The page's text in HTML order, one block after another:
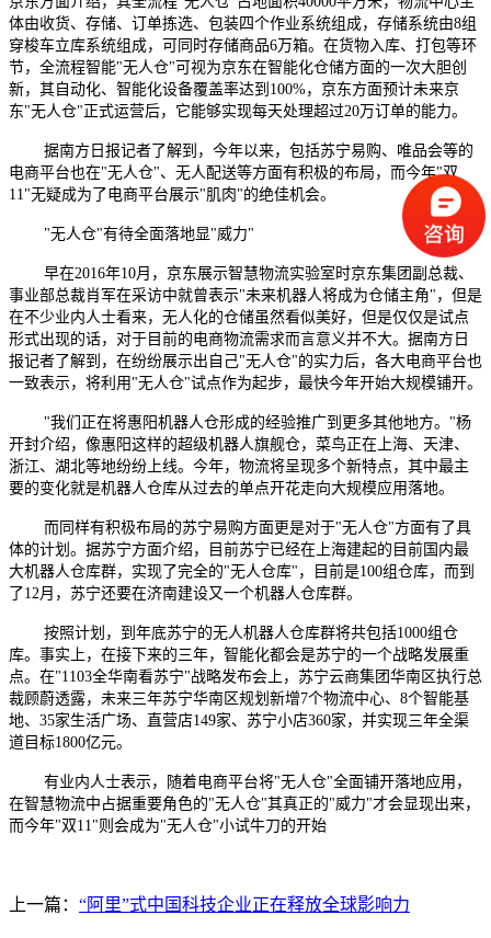
体由收货、存储、订单拣选、包装四个作业系统组成，存储系统由8组
穿梭车立库系统组成，可同时存储商品6万箱。在货物入库、打包等环
节，全流程智能"无人仓"可视为京东在智能化仓储方面的一次大胆创
新，其自动化、智能化设备覆盖率达到100%，京东方面预计未来京
东"无人仓"正式运营后，它能够实现每天处理超过20万订单的能力。
据南方日报记者了解到，今年以来，包括苏宁易购、唯品会等的
电商平台也在"无人仓"、无人配送等方面有积极的布局，而今年"双
11"无疑成为了电商平台展示"肌肉"的绝佳机会。
"无人仓"有待全面落地显"威力"
早在2016年10月，京东展示智慧物流实验室时京东集团副总裁、
事业部总裁肖军在采访中就曾表示"未来机器人将成为仓储主角"，但是
在不少业内人士看来，无人化的仓储虽然看似美好，但是仅仅是试点
形式出现的话，对于目前的电商物流需求而言意义并不大。据南方日
报记者了解到，在纷纷展示出自己"无人仓"的实力后，各大电商平台也
一致表示，将利用"无人仓"试点作为起步，最快今年开始大规模铺开。
"我们正在将惠阳机器人仓形成的经验推广到更多其他地方。"杨
开封介绍，像惠阳这样的超级机器人旗舰仓，菜鸟正在上海、天津、
浙江、湖北等地纷纷上线。今年，物流将呈现多个新特点，其中最主
要的变化就是机器人仓库从过去的单点开花走向大规模应用落地。
而同样有积极布局的苏宁易购方面更是对于"无人仓"方面有了具
体的计划。据苏宁方面介绍，目前苏宁已经在上海建起的目前国内最
大机器人仓库群，实现了完全的"无人仓库"，目前是100组仓库，而到
了12月，苏宁还要在济南建设又一个机器人仓库群。
按照计划，到年底苏宁的无人机器人仓库群将共包括1000组仓
库。事实上，在接下来的三年，智能化都会是苏宁的一个战略发展重
点。在"1103全华南看苏宁"战略发布会上，苏宁云商集团华南区执行总
裁顾蔚透露，未来三年苏宁华南区规划新增7个物流中心、8个智能基
地、35家生活广场、直营店149家、苏宁小店360家，并实现三年全渠
道目标1800亿元。
有业内人士表示，随着电商平台将"无人仓"全面铺开落地应用，
在智慧物流中占据重要角色的"无人仓"其真正的"威力"才会显现出来，
而今年"双11"则会成为"无人仓"小试牛刀的开始
上一篇： “阿里”式中国科技企业正在释放全球影响力